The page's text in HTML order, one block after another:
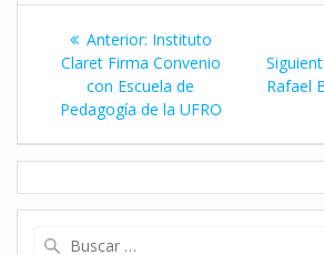
Navegación
de
entradas
Anterior: Entrada
anterior:
Instituto
Claret Firma Convenio
con Escuela de
Pedagogía de la UFRO
Rafael